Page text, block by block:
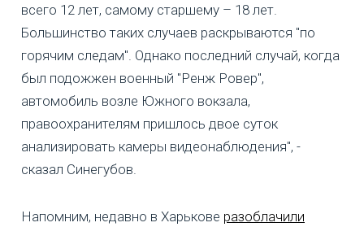
всего 12 лет, самому старшему – 18 лет.
Большинство таких случаев раскрываются "по
горячим следам". Однако последний случай, когда
был подожжен военный "Ренж Ровер",
автомобиль возле Южного вокзала,
правоохранителям пришлось двое суток
анализировать камеры видеонаблюдения", -
сказал Синегубов.
Напомним, недавно в Харькове разоблачили